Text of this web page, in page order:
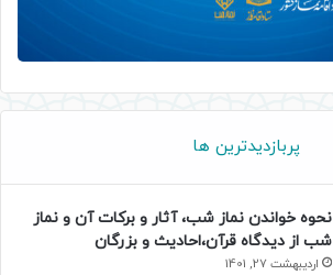
پربازدیدترین ها
نحوه خواندن نماز شب، آثار و برکات آن و نماز
شب از دیدگاه قرآن،احادیث و بزرگان
اردیبهشت 27, 1401